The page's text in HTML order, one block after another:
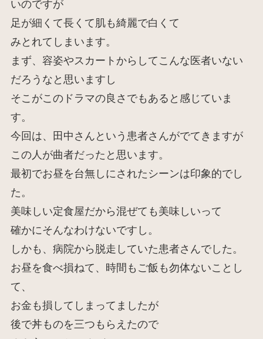
いのですが
足が細くて長くて肌も綺麗で白くて
みとれてしまいます。
まず、容姿やスカートからしてこんな医者いない
だろうなと思いますし
そこがこのドラマの良さでもあると感じていま
す。
今回は、田中さんという患者さんがでてきますが
この人が曲者だったと思います。
最初でお昼を台無しにされたシーンは印象的でし
た。
美味しい定食屋だから混ぜても美味しいって
確かにそんなわけないですし。
しかも、病院から脱走していた患者さんでした。
お昼を食べ損ねて、時間もご飯も勿体ないことし
て、
お金も損してしまってましたが
後で丼ものを三つもらえたので